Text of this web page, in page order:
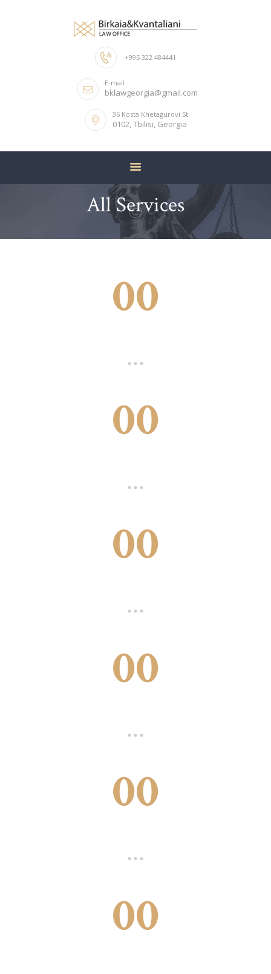
+995 322 484441
E-mail
bklawgeorgia@gmail.com
36 Kosta Khetagurovi St.
0102, Tbilisi, Georgia
All Services
ГЛАВНАЯ
О КОМПАНИИ
НАША КОМАНДА
УСЛУГИ
00
00
00
00
00
00